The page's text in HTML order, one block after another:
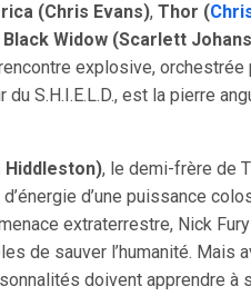
(Chris Evans), Thor (
Black Widow (Scarlett
explosive, orchestrée
du S.H.I.E.L.D., est la pierre
, le demi-frère de
d’une puissance
extraterrestre, Nick
de sauver l’humanité. Mais
doivent apprendre à